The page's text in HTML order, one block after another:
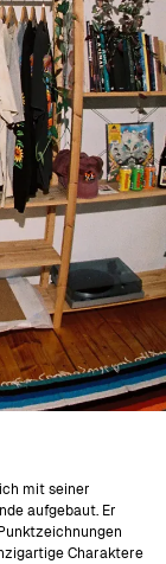
mit seiner
aufgebaut. Er
Charaktere